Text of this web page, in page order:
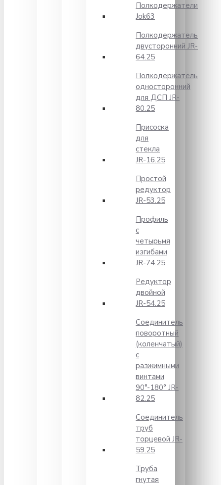
Полкодержатели
Jok63
Полкодержатель
двусторонний JR-
64.25
Полкодержатель
односторонний
для ДСП JR-
80.25
Присоска
для
стекла
JR-16.25
Простой
редуктор
JR-53.25
Профиль
с
четырьмя
изгибами
JR-74.25
Редуктор
двойной
JR-54.25
Соединитель
поворотный
(коленчатый)
с
разжимными
винтами
90°-180° JR-
82.25
Соединитель
труб
торцевой JR-
59.25
Труба
гнутая